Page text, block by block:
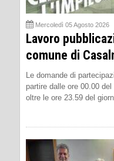
Mercoledì 05 Agosto 2026
Lavoro
comune di
Le domande di
partire dalle ore 00.00
oltre le ore 23.59 del